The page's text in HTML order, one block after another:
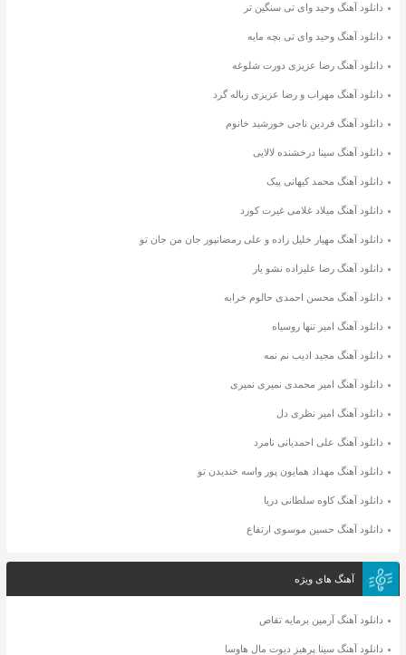
دانلود آهنگ وحید وای تی سنگین تر
دانلود آهنگ وحید وای تی بچه مایه
دانلود آهنگ رضا عزیزی دورت شلوغه
دانلود آهنگ مهراب و رضا عزیزی زباله گرد
دانلود آهنگ فردین ناجی خورشید خانوم
دانلود آهنگ سینا درخشنده لالایی
دانلود آهنگ محمد کیهانی پیک
دانلود آهنگ میلاد غلامی غیرت کورد
دانلود آهنگ مهیار خلیل زاده و علی رمضانپور جان من جان تو
دانلود آهنگ رضا علیزاده نشو یار
دانلود آهنگ محسن احمدی حالوم خرابه
دانلود آهنگ امیر تنها روسیاه
دانلود آهنگ مجید ادیب نم نمه
دانلود آهنگ امیر محمدی نمیری نمیری
دانلود آهنگ امیر نظری دل
دانلود آهنگ علی احمدیانی نامرد
دانلود آهنگ مهداد همایون پور واسه خندیدن تو
دانلود آهنگ کاوه سلطانی دریا
دانلود آهنگ حسین موسوی ارتفاع
آهنگ های ویژه
دانلود آهنگ آرمین برمایه تقاص
دانلود آهنگ سینا پرهیز دیوت مال هاوسا